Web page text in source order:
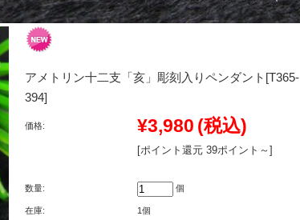
アメトリン十二支「亥」彫刻入りペンダント[T365-
394]
価格: ¥3,980 (税込)
[ポイント還元 39ポイント～]
数量: 個
在庫: 1個